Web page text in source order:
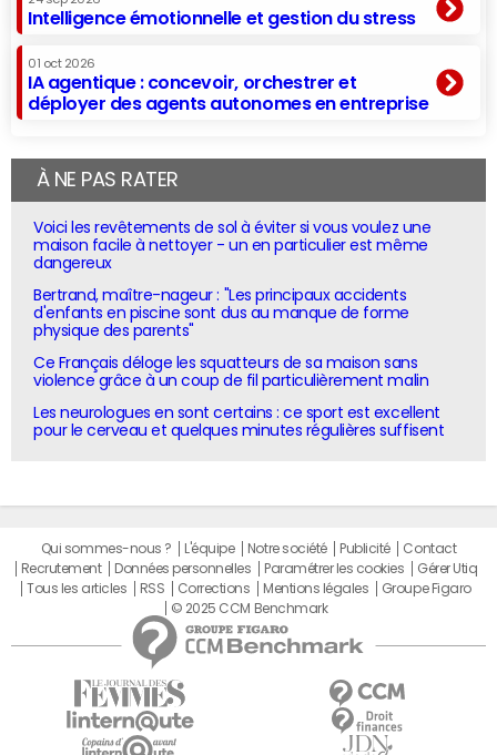
Intelligence émotionnelle et gestion du stress
01 oct 2026
IA agentique : concevoir, orchestrer et
déployer des agents autonomes en entreprise
À NE PAS RATER
Voici les revêtements de sol à éviter si vous voulez une
maison facile à nettoyer - un en particulier est même
dangereux
Bertrand, maître-nageur : "Les principaux accidents
d'enfants en piscine sont dus au manque de forme
physique des parents"
Ce Français déloge les squatteurs de sa maison sans
violence grâce à un coup de fil particulièrement malin
Les neurologues en sont certains : ce sport est excellent
pour le cerveau et quelques minutes régulières suffisent
Qui sommes-nous ? L'équipe Notre société Publicité
Contact
Recrutement
Données personnelles Paramétrer les cookies
Gérer Utiq
Tous les articles
RSS Corrections Mentions légales
Groupe Figaro
© 2025 CCM Benchmark